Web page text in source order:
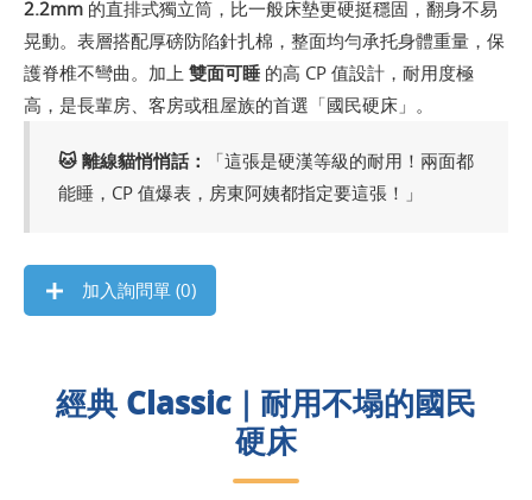
2.2mm 的直排式獨立筒，比一般床墊更硬挺穩固，翻身不易
晃動。表層搭配厚磅防陷針扎棉，整面均勻承托身體重量，保
護脊椎不彎曲。加上 雙面可睡 的高 CP 值設計，耐用度極
高，是長輩房、客房或租屋族的首選「國民硬床」。
🐱 離線貓悄悄話：
「這張是硬漢等級的耐用！兩面都
能睡，CP 值爆表，房東阿姨都指定要這張！」
加入詢問單 (0)
經典 Classic｜耐用不塌的國民
硬床